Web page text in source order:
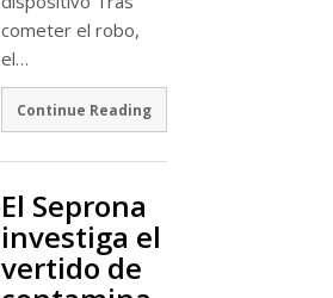
cometer el robo,
el…
Continue Reading
El Seprona
investiga el
vertido de